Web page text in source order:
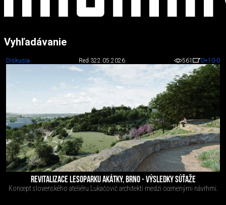
Vyhľadávanie
Diskusia Red 322.05.2026 561 0+10-0
REVITALIZACE LESOPARKU AKÁTKY, BRNO - VÝSLEDKY SÚŤAŽE
Koncept slovenského ateliéru Lukačovič architekti medzi ocenenými návrhmi.